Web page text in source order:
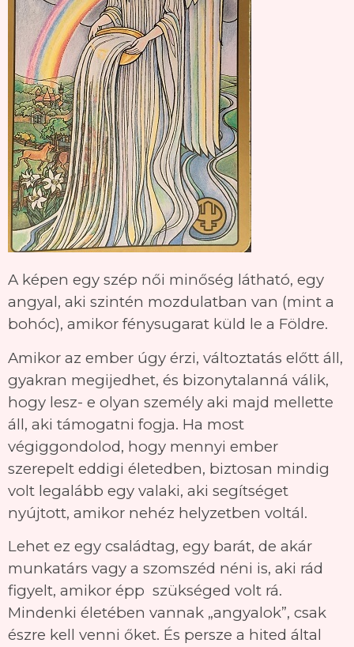
A képen egy szép női minőség látható, egy
angyal, aki szintén mozdulatban van (mint a
bohóc), amikor fénysugarat küld le a Földre.
Amikor az ember úgy érzi, változtatás előtt áll,
gyakran megijedhet, és bizonytalanná válik,
hogy lesz- e olyan személy aki majd mellette
áll, aki támogatni fogja. Ha most
végiggondolod, hogy mennyi ember
szerepelt eddigi életedben, biztosan mindig
volt legalább egy valaki, aki segítséget
nyújtott, amikor nehéz helyzetben voltál.
Lehet ez egy családtag, egy barát, de akár
munkatárs vagy a szomszéd néni is, aki rád
figyelt, amikor épp szükséged volt rá.
Mindenki életében vannak „angyalok”, csak
észre kell venni őket. És persze a hited által